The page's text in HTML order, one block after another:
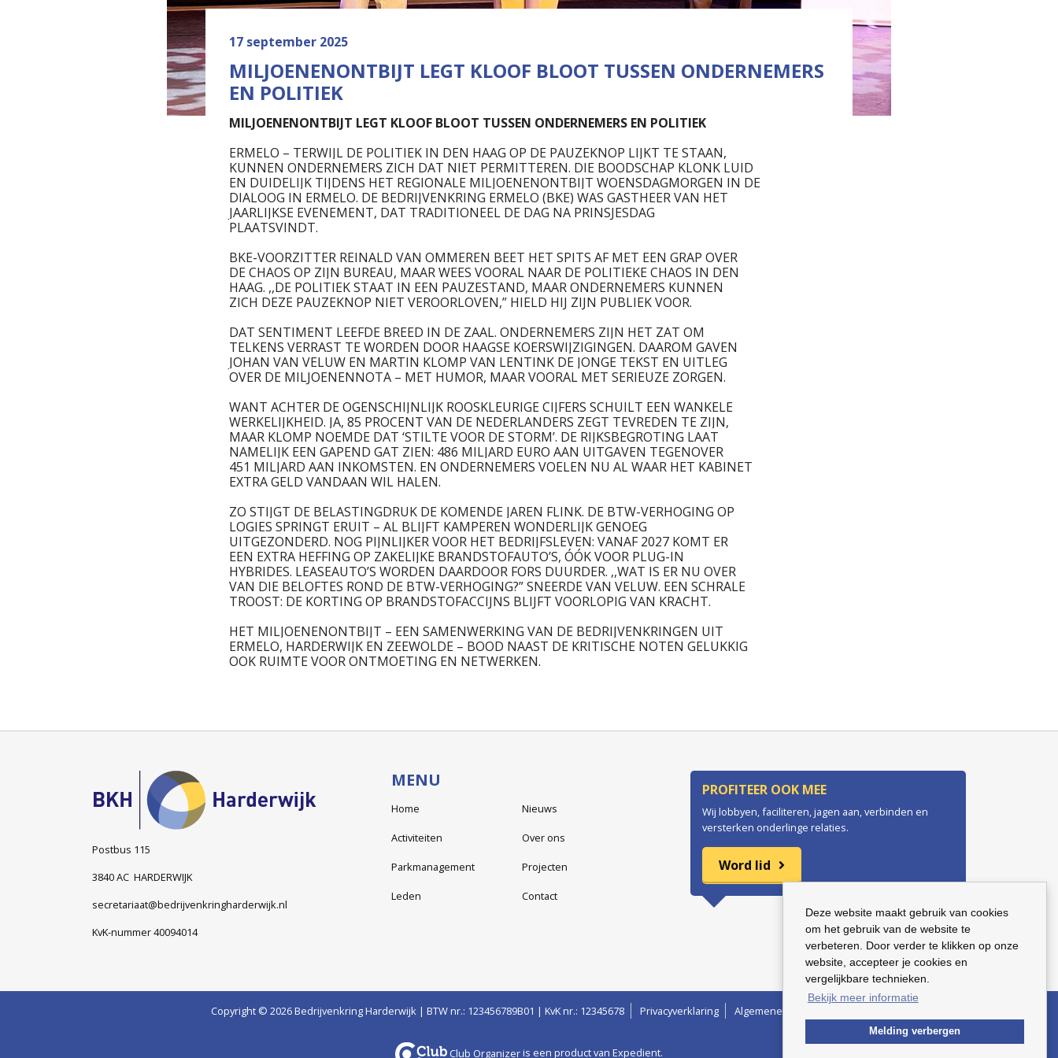
Deze website maakt gebruik van cookies
om het gebruik van de website te
verbeteren. Door verder te klikken op onze
website, accepteer je cookies en
vergelijkbare technieken.
Bekijk meer informatie
Melding verbergen
17 september 2025
MILJOENENONTBIJT LEGT KLOOF BLOOT TUSSEN ONDERNEMERS
EN POLITIEK
MILJOENENONTBIJT LEGT KLOOF BLOOT TUSSEN ONDERNEMERS EN POLITIEK
ERMELO – TERWIJL DE POLITIEK IN DEN HAAG OP DE PAUZEKNOP LIJKT TE STAAN,
KUNNEN ONDERNEMERS ZICH DAT NIET PERMITTEREN. DIE BOODSCHAP KLONK LUID
EN DUIDELIJK TIJDENS HET REGIONALE MILJOENENONTBIJT WOENSDAGMORGEN IN DE
DIALOOG IN ERMELO. DE BEDRIJVENKRING ERMELO (BKE) WAS GASTHEER VAN HET
JAARLIJKSE EVENEMENT, DAT TRADITIONEEL DE DAG NA PRINSJESDAG
PLAATSVINDT.
BKE-VOORZITTER REINALD VAN OMMEREN BEET HET SPITS AF MET EEN GRAP OVER
DE CHAOS OP ZIJN BUREAU, MAAR WEES VOORAL NAAR DE POLITIEKE CHAOS IN DEN
HAAG. ,,DE POLITIEK STAAT IN EEN PAUZESTAND, MAAR ONDERNEMERS KUNNEN
ZICH DEZE PAUZEKNOP NIET VEROORLOVEN,” HIELD HIJ ZIJN PUBLIEK VOOR.
DAT SENTIMENT LEEFDE BREED IN DE ZAAL. ONDERNEMERS ZIJN HET ZAT OM
TELKENS VERRAST TE WORDEN DOOR HAAGSE KOERSWIJZIGINGEN. DAAROM GAVEN
JOHAN VAN VELUW EN MARTIN KLOMP VAN LENTINK DE JONGE TEKST EN UITLEG
OVER DE MILJOENENNOTA – MET HUMOR, MAAR VOORAL MET SERIEUZE ZORGEN.
WANT ACHTER DE OGENSCHIJNLIJK ROOSKLEURIGE CIJFERS SCHUILT EEN WANKELE
WERKELIJKHEID. JA, 85 PROCENT VAN DE NEDERLANDERS ZEGT TEVREDEN TE ZIJN,
MAAR KLOMP NOEMDE DAT ‘STILTE VOOR DE STORM’. DE RIJKSBEGROTING LAAT
NAMELIJK EEN GAPEND GAT ZIEN: 486 MILJARD EURO AAN UITGAVEN TEGENOVER
451 MILJARD AAN INKOMSTEN. EN ONDERNEMERS VOELEN NU AL WAAR HET KABINET
EXTRA GELD VANDAAN WIL HALEN.
ZO STIJGT DE BELASTINGDRUK DE KOMENDE JAREN FLINK. DE BTW-VERHOGING OP
LOGIES SPRINGT ERUIT – AL BLIJFT KAMPEREN WONDERLIJK GENOEG
UITGEZONDERD. NOG PIJNLIJKER VOOR HET BEDRIJFSLEVEN: VANAF 2027 KOMT ER
EEN EXTRA HEFFING OP ZAKELIJKE BRANDSTOFAUTO’S, ÓÓK VOOR PLUG-IN
HYBRIDES. LEASEAUTO’S WORDEN DAARDOOR FORS DUURDER. ,,WAT IS ER NU OVER
VAN DIE BELOFTES ROND DE BTW-VERHOGING?” SNEERDE VAN VELUW. EEN SCHRALE
TROOST: DE KORTING OP BRANDSTOFACCIJNS BLIJFT VOORLOPIG VAN KRACHT.
HET MILJOENENONTBIJT – EEN SAMENWERKING VAN DE BEDRIJVENKRINGEN UIT
ERMELO, HARDERWIJK EN ZEEWOLDE – BOOD NAAST DE KRITISCHE NOTEN GELUKKIG
OOK RUIMTE VOOR ONTMOETING EN NETWERKEN.
Postbus 115
3840 AC HARDERWIJK
secretariaat@bedrijvenkringharderwijk.nl
KvK-nummer 40094014
MENU
Home Nieuws
Activiteiten Over ons
Parkmanagement Projecten
Leden Contact
PROFITEER OOK MEE
Wij lobbyen, faciliteren, jagen aan, verbinden en
versterken onderlinge relaties.
Word lid
Copyright © 2026 Bedrijvenkring Harderwijk | BTW nr.: 123456789B01 | KvK nr.: 12345678 Privacyverklaring Algemene voorwaarden
Club Organizeris een product vanExpedient.